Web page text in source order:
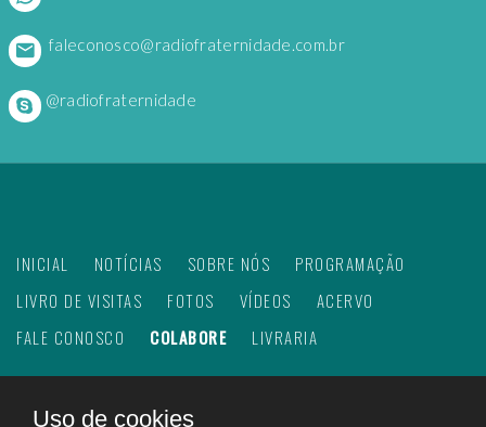
faleconosco@radiofraternidade.com.br
@radiofraternidade
INICIAL NOTÍCIAS SOBRE NÓS
PROGRAMAÇÃO
LIVRO DE VISITAS
FOTOS VÍDEOS
ACERVO
FALE CONOSCO
COLABORE LIVRARIA
Uso de cookies